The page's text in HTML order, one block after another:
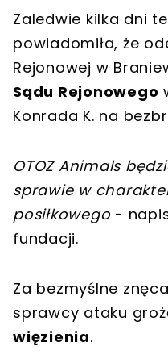
Zaledwie kilka dni
powiadomiła, że
Rejonowej w
Sądu Rejonowego
Konrada K. na
OTOZ Animals
sprawie w
posiłkowego-
fundacji.
Za bezmyślne
sprawcy ataku
więzienia.